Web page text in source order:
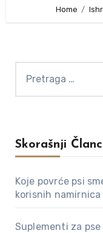
Home
za:
Skorašnji
Koje povrće psi
korisnih namirnica
Suplementi za